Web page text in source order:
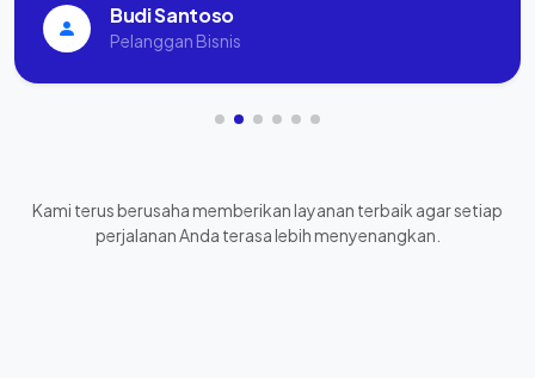
Budi Santoso
Pelanggan Bisnis
Kami terus berusaha memberikan layanan terbaik agar setiap
perjalanan Anda terasa lebih menyenangkan.